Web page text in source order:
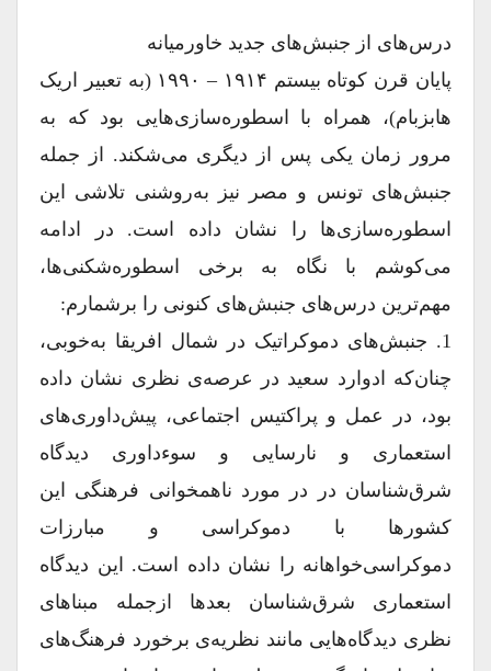
درس‌های از جنبش‌های جدید خاورمیانه
پایان قرن کوتاه بیستم ۱۹۱۴ – ۱۹۹۰ (به تعبیر اریک
هابزبام)، همراه با اسطوره‌سازی‌هایی بود که به
مرور زمان یکی پس از دیگری می‌شکند. از جمله
جنبش‌های تونس و مصر نیز به‌روشنی تلاشی این
اسطور‌ه‌سازی‌ها را نشان داده است. در ادامه
می‌کوشم با نگاه به برخی اسطوره‌شکنی‌ها،
مهم‌ترین درس‌های جنبش‌های کنونی را برشمارم:
1. جنبش‌‌های دموکراتیک در شمال افریقا به‌خوبی،
چنان‌که ادوارد سعید در عرصه‌ی نظری نشان داده
بود، در عمل و پراکتیس اجتماعی، پیش‌داوری‌های
استعماری و نارسایی و سوءداوری دیدگاه
شرق‌شناسان در در مورد ناهمخوانی فرهنگی این
کشورها با دموکراسی و مبارزات
دموکراسی‌خواهانه را نشان داده است. این دیدگاه
استعماری شرق‌شناسان بعدها ازجمله مبناهای
نظری دیدگاه‌هایی مانند نظریه‌ی برخورد فرهنگ‌های